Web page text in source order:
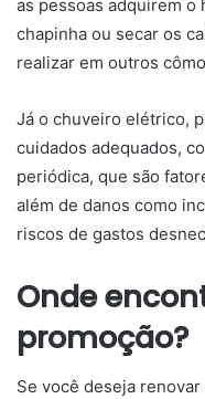
as pessoas adquirem o
chapinha ou secar os
realizar em outros
Já o chuveiro elétrico,
cuidados adequados,
periódica, que são
além de danos como
riscos de gastos
Onde
promoção?
Se você deseja